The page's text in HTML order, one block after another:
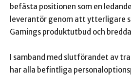
befästa positionen som en
leverantör genom att ytterligare
Gamings produktutbud och
I samband med slutförandet av
har alla befintliga